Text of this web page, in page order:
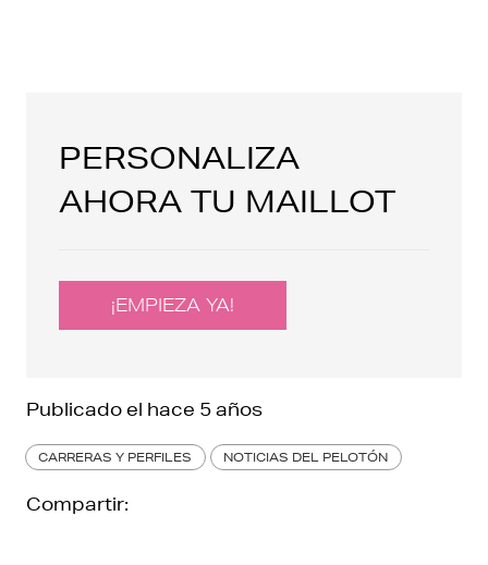
PERSONALIZA
AHORA TU MAILLOT
¡EMPIEZA YA!
Publicado el hace 5 años
CARRERAS Y PERFILES NOTICIAS DEL PELOTÓN
Compartir: